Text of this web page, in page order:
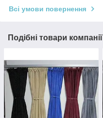
Всі умови повернення
Подібні товари компанії